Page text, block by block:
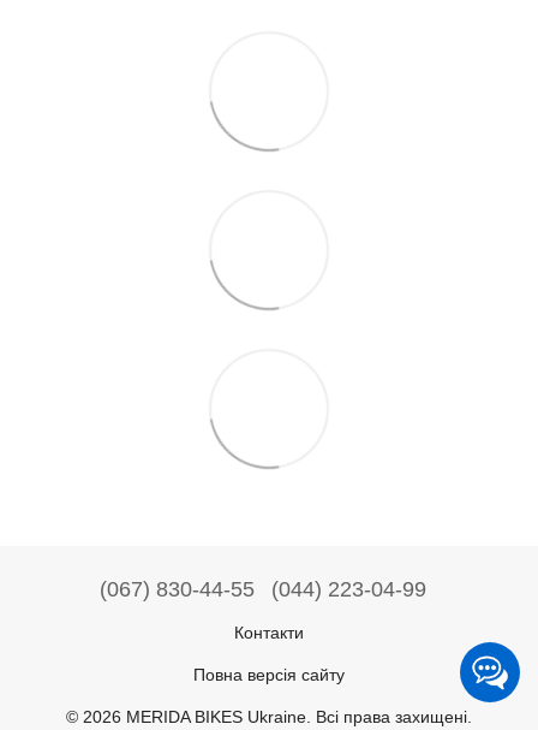
(067) 830-44-55 (044) 223-04-99
Контакти
Повна версія сайту
© 2026 MERIDA BIKES Ukraine. Всі права захищені.